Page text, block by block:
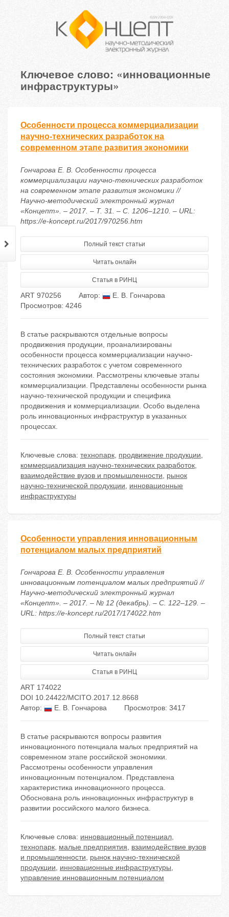
Ключевое слово: «инновационные
инфраструктуры»
Особенности процесса коммерциализации
научно-технических разработок на
современном этапе развития экономики
Гончарова Е. В. Особенности процесса
коммерциализации научно-технических разработок
на современном этапе развития экономики //
Научно-методический электронный журнал
«Концепт». – 2017. – Т. 31. – С. 1206–1210. – URL:
https://e-koncept.ru/2017/970256.htm
Полный текст статьи
Читать онлайн
Статья в РИНЦ
ART 970256 Автор:
Е. В. Гончарова
Просмотров: 4246
В статье раскрываются отдельные вопросы
продвижения продукции, проанализированы
особенности процесса коммерциализации научно-
технических разработок с учетом современного
состояния экономики. Рассмотрены ключевые этапы
коммерциализации. Представлены особенности рынка
научно-технической продукции и специфика
продвижения и коммерциализации. Особо выделена
роль инновационных инфраструктур в указанных
процессах.
Ключевые слова: технопарк, продвижение продукции,
коммерциализация научно-технических разработок,
взаимодействие вузов и промышленности, рынок
научно-технической продукции, инновационные
инфраструктуры
Особенности управления инновационным
потенциалом малых предприятий
Гончарова Е. В. Особенности управления
инновационным потенциалом малых предприятий //
Научно-методический электронный журнал
«Концепт». – 2017. – № 12 (декабрь). – С. 122–129. –
URL: https://e-koncept.ru/2017/174022.htm
Полный текст статьи
Читать онлайн
Статья в РИНЦ
ART 174022
DOI 10.24422/MCITO.2017.12.8668
Автор:
Е. В. Гончарова Просмотров: 3417
В статье раскрываются вопросы развития
инновационного потенциала малых предприятий на
современном этапе российской экономики.
Рассмотрены особенности управления
инновационным потенциалом. Представлена
характеристика инновационного процесса.
Обоснована роль инновационных инфраструктур в
развитии российского малого бизнеса.
Ключевые слова: инновационный потенциал,
технопарк, малые предприятия, взаимодействие вузов
и промышленности, рынок научно-технической
продукции, инновационные инфраструктуры,
управление инновационным потенциалом